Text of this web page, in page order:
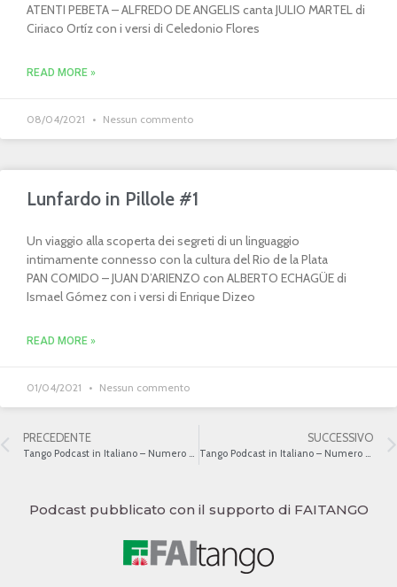
ATENTI PEBETA – ALFREDO DE ANGELIS canta JULIO MARTEL di
Ciriaco Ortíz con i versi di Celedonio Flores
READ MORE »
08/04/2021 Nessun commento
Lunfardo in Pillole #1
Un viaggio alla scoperta dei segreti di un linguaggio
intimamente connesso con la cultura del Rio de la Plata
PAN COMIDO – JUAN D’ARIENZO con ALBERTO ECHAGÜE di
Ismael Gómez con i versi di Enrique Dizeo
READ MORE »
01/04/2021 Nessun commento
PRECEDENTE SUCCESSIVO
Podcast pubblicato con il supporto di FAITANGO